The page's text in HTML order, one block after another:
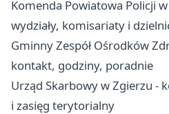
Komenda Powiatowa Policji
wydziały, komisariaty i
Gminny Zespół Ośrodków
kontakt, godziny, poradnie
Urząd Skarbowy w Zgierzu -
i zasięg terytorialny